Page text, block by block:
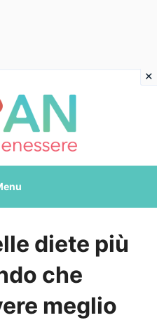
diete più
che
meglio